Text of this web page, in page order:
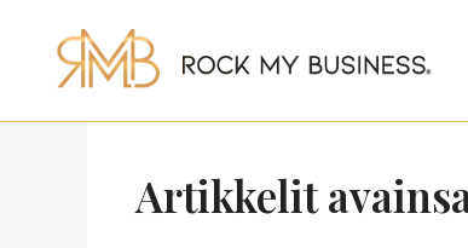
sisältöön
Artikkelit